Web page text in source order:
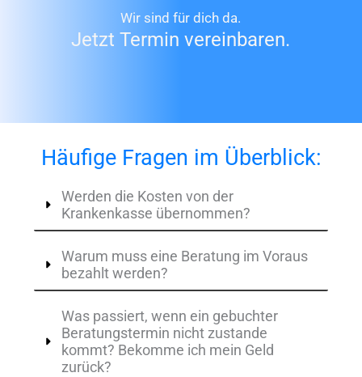
Wir sind für dich da.
Jetzt Termin vereinbaren.
Häufige Fragen im Überblick:
Werden die Kosten von der
Krankenkasse übernommen?
Warum muss eine Beratung im Voraus
bezahlt werden?
Was passiert, wenn ein gebuchter
Beratungstermin nicht zustande
kommt? Bekomme ich mein Geld
zurück?